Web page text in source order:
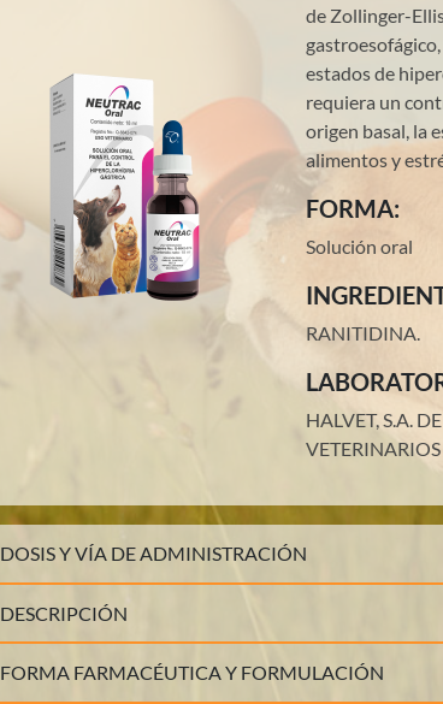
de Zollinger-
estados de
requiera un
origen basal, la
alimentos y
FORMA:
Solución oral
RANITIDINA.
HALVET, S.A.
VETERINARIOS
DOSIS Y VÍA DE ADMINISTRACIÓN
DESCRIPCIÓN
FORMA FARMACÉUTICA Y FORMULACIÓN